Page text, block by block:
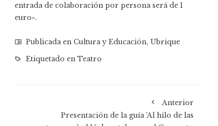
entrada de colaboración por persona será de 1
euro».
Publicada en Cultura y Educación, Ubrique
Etiquetado en Teatro
Anterior
Presentación de la guía 'Al hilo de las